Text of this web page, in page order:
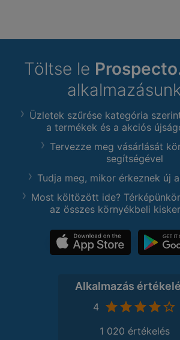
Töltse le
Üzletek szűrése kategória
a termékek és a akciós
Tervezze meg vásárlását
segítségével
Tudja meg, mikor érkeznek új
Most költözött ide?
az összes környékbeli
Alkalmazás
4
1 020 értékelés